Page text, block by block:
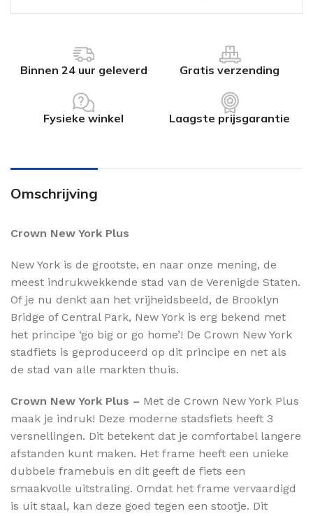
Binnen 24 uur geleverd Gratis verzending
Fysieke winkel Laagste prijsgarantie
Omschrijving
Crown New York Plus
New York is de grootste, en naar onze mening, de
meest indrukwekkende stad van de Verenigde Staten.
Of je nu denkt aan het vrijheidsbeeld, de Brooklyn
Bridge of Central Park, New York is erg bekend met
het principe ‘go big or go home’! De Crown New York
stadfiets is geproduceerd op dit principe en net als
de stad van alle markten thuis.
Crown New York Plus – Met de Crown New York Plus
maak je indruk! Deze moderne stadsfiets heeft 3
versnellingen. Dit betekent dat je comfortabel langere
afstanden kunt maken. Het frame heeft een unieke
dubbele framebuis en dit geeft de fiets een
smaakvolle uitstraling. Omdat het frame vervaardigd
is uit staal, kan deze goed tegen een stootje. Dit